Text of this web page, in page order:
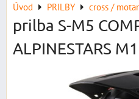
Úvod PRILBY cross /
prilba S-M5
ALPINESTARS